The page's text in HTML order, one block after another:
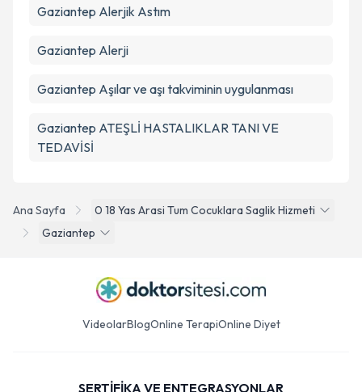
Ana Sayfa
0 18 Yas Arasi Tum Cocuklara Saglik Hizmeti
Gaziantep
Gaziantep Alerjik Astım
Gaziantep Alerji
Gaziantep Aşılar ve aşı takviminin uygulanması
Gaziantep ATEŞLİ HASTALIKLAR TANI VE
TEDAVİSİ
VideolarBlogOnline TerapiOnline Diyet
SERTİFİKA VE ENTEGRASYONLAR